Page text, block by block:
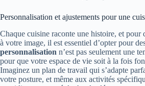
Personnalisation et ajustements pour une
Chaque cuisine raconte une histoire, et pour
à votre image, il est essentiel d’opter pour
personnalisation n’est pas seulement une
pour que votre espace de vie soit à la fois
Imaginez un plan de travail qui s’adapte
votre posture, et même aux activités